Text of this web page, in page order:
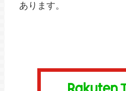
あります。